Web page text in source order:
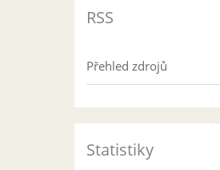
RSS
Přehled zdrojů
Statistiky